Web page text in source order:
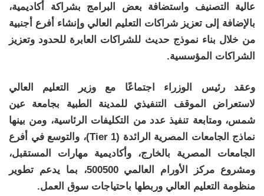
عالية التصنيف واستضافة بعض البرامج بشراكة أكاديمية،
بالإضافة إلى تعزيز شراكات التعليم العالي وإنشاء أفرع أجنبية
من خلال بناء نموذج حديث للشراكات العابرة للحدود وتعزيز
الشراكات المؤسسية.
وعقد رئيس الوزراء اجتماعًا مع وزير التعليم العالي
لاستعراض الموقف التنفيذي للمدينة الطبية بجامعة عين
شمس، ومتابعة تنفيذ عدد من التكليفات الرئاسية، ومن بينها
نماذج الجامعات المصرية الرائدة (Tier 1)، والتوسع في أفرع
الجامعات المصرية بالخارج، وأكاديمية مهارات المستقبل،
ومشروع مركز الأورام العالمي 500500، بما يدعم تطوير
منظومة التعليم العالي وربطها باحتياجات سوق العمل.